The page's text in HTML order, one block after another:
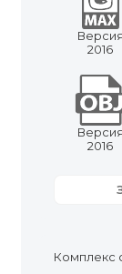
Версия
2016
Версия
2016
Комплекс